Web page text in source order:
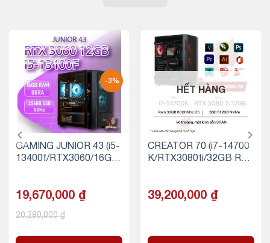
-3%
GAMING JUNIOR 43 (i5-
13400f/RTX3060/16GB
19,670,000 ₫
20,280,000₫
HẾT HÀNG
CREATOR 70 (i7-14700
K/RTX3080ti/32GB RA
39,200,000 ₫